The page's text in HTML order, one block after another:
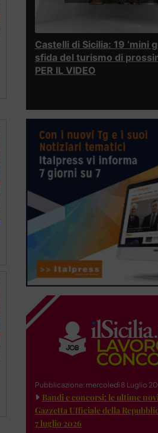
Castelli di Sicilia: 19 ‘mini
sfida del turismo di
PER IL VIDEO
Pubblicazione: mercoledì 8 Luglio
Bandi e concorsi: le ultime
Gazzetta Ufficiale della
7 luglio 2026